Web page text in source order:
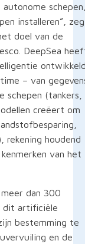
installeren”,
doel van de
DeepSea
– van
schepen (tankers,
creëert om
rekening houdend
van het
dan 300
dit artificiële
bestemming te
en de